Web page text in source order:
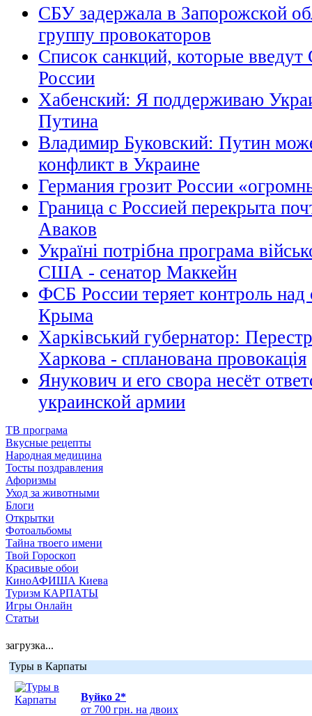
СБУ задержала в Запорожской
группу провокаторов
Список санкций, которые
России
Хабенский: Я поддерживаю
Путина
Владимир Буковский: Путин
конфликт в Украине
Германия грозит России
Граница с Россией перекрыта
Аваков
Україні потрібна програма
США - сенатор Маккейн
ФСБ России теряет контроль
Крыма
Харківський губернатор:
Харкова - спланована провокація
Янукович и его свора несёт
украинской армии
ТВ програма
Вкусные рецепты
Народная медицина
Тосты поздравления
Афоризмы
Уход за животными
Блоги
Открытки
Фотоальбомы
Тайна твоего имени
Твой Гороскоп
Красивые обои
КиноАФИША Киева
Туризм КАРПАТЫ
Игры Онлайн
Статьи
загрузка...
Туры в Карпаты
Вуйко 2*
от 700 грн. на двоих